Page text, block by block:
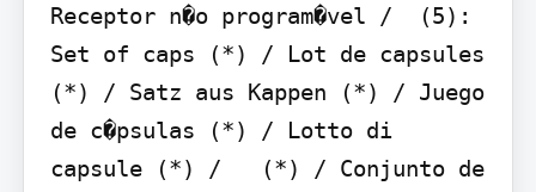
Receptor n�o program�vel /  (5):
Set of caps (*) / Lot de capsules
(*) / Satz aus Kappen (*) / Juego
de c�psulas (*) / Lotto di
capsule (*) /   (*) / Conjunto de